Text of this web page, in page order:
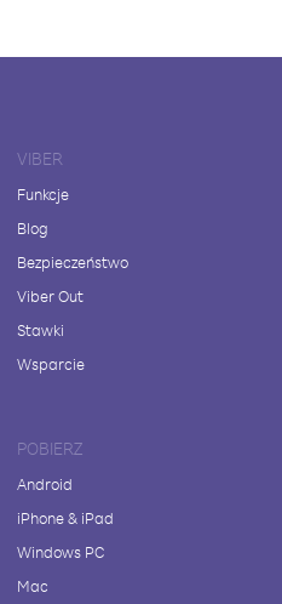
VIBER
Funkcje
Blog
Bezpieczeństwo
Viber Out
Stawki
Wsparcie
POBIERZ
Android
iPhone & iPad
Windows PC
Mac